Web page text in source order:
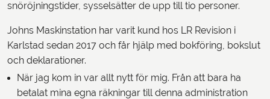
snöröjningstider, sysselsätter de upp till tio personer.
Johns Maskinstation har varit kund hos LR Revision i
Karlstad sedan 2017 och får hjälp med bokföring, bokslut
och deklarationer.
När jag kom in var allt nytt för mig. Från att bara ha
betalat mina egna räkningar till denna administration